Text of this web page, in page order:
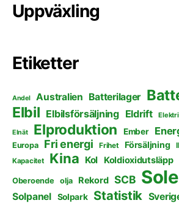
Uppväxling
Etiketter
Andel Australien Batterilager
Elbil Elbilsförsäljning Eldrift
Elnät Elproduktion Ember
Europa Fri energi Frihet Försäljning
Kapacitet Kina Kol Koldioxidutsläpp
Oberoende olja Rekord SCB
Solpanel Solpark Statistik